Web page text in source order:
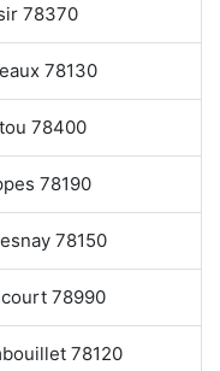
78370
78130
78400
78190
78150
78990
78120